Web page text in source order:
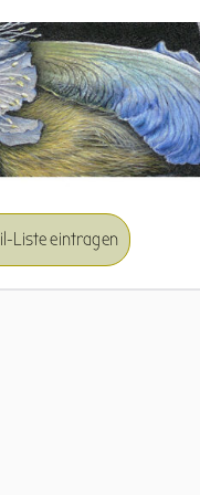
Liste eintragen